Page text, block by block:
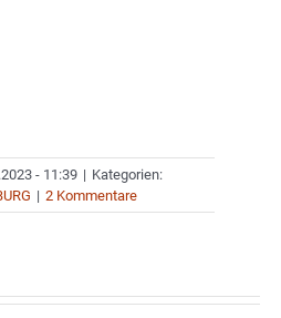
- 11:39 | Kategorien:
| 2 Kommentare